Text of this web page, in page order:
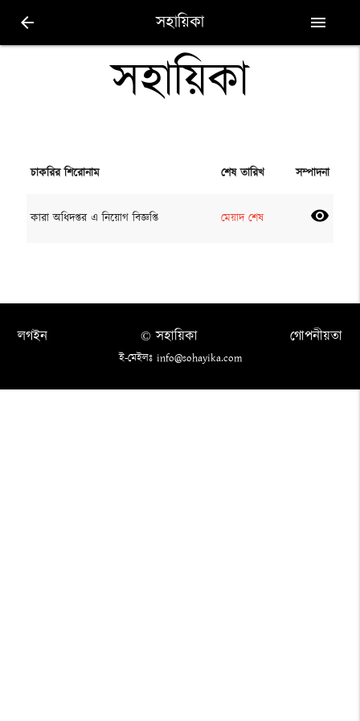
arrow_back সহায়িকা menu
সহায়িকা
চাকরির শিরোনাম শেষ তারিখ সম্পাদনা
কারা অধিদপ্তর এ নিয়োগ বিজ্ঞপ্তি মেয়াদ শেষ visibility
লগইন গোপনীয়তা
© সহায়িকা
ই-মেইলঃ info@sohayika.com